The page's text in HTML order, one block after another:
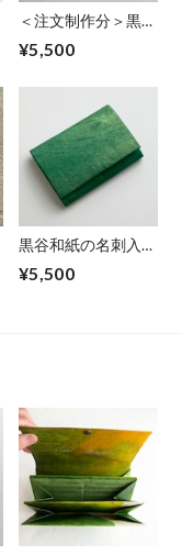
＜注文制作分＞黒谷
曜】No.4
¥5,500
黒谷和紙の名刺入れ
¥5,500